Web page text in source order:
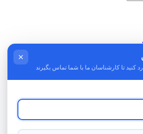
کنید تا کارشناسان ما با شما تماس بگیرند